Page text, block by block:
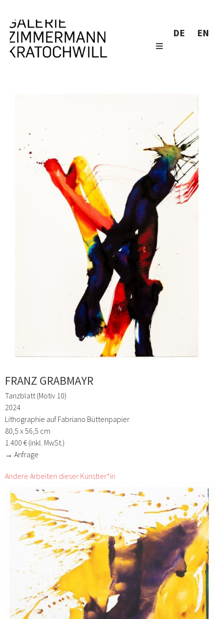
DE EN
FRANZ GRABMAYR
Tanzblatt (Motiv 10)
2024
Lithographie auf Fabriano Büttenpapier
80,5 x 56,5 cm
1.400 € (inkl. MwSt.)
→ Anfrage
Andere Arbeiten dieser Künstler*in